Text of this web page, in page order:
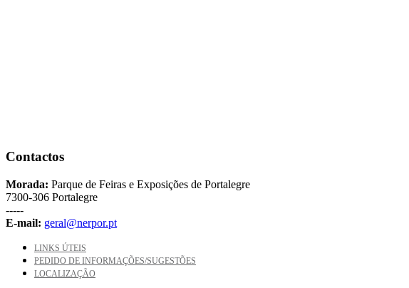
Contactos
Morada: Parque de Feiras e Exposições de Portalegre
7300-306 Portalegre
-----
E-mail: geral@nerpor.pt
LINKS ÚTEIS
PEDIDO DE INFORMAÇÕES/SUGESTÕES
LOCALIZAÇÃO